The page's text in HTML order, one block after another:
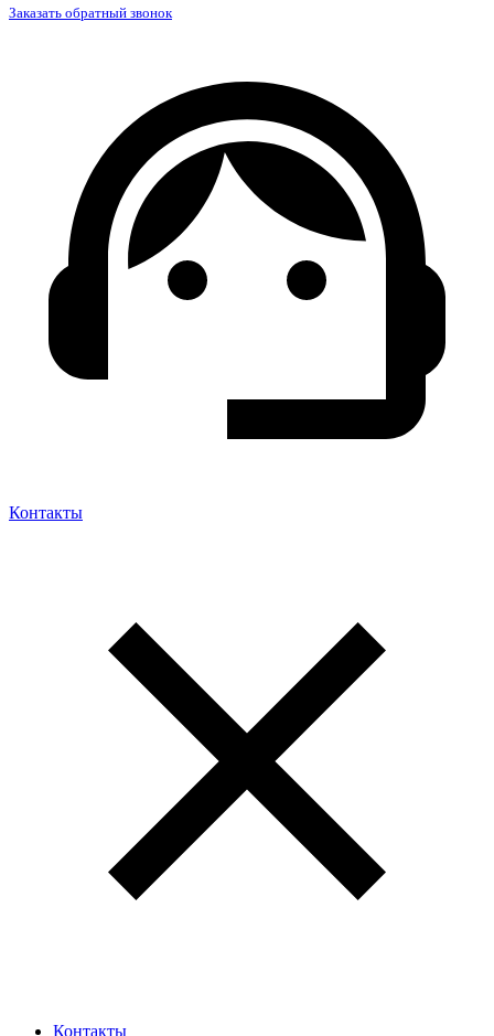
Заказать обратный звонок
Контакты
Контакты